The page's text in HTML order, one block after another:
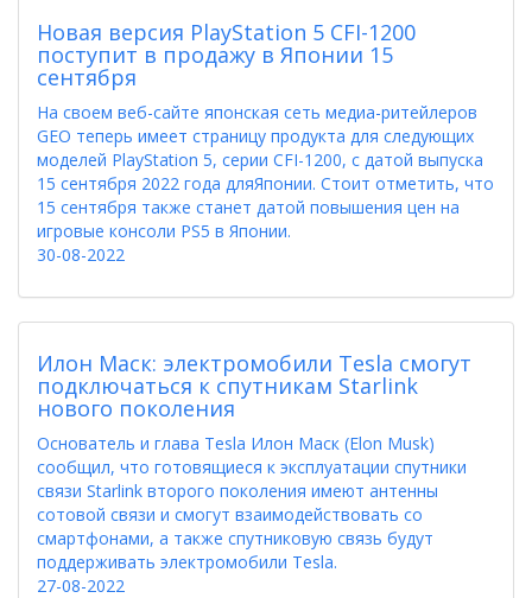
Новая версия PlayStation 5 CFI-1200
поступит в продажу в Японии 15
сентября
На своем веб-сайте японская сеть медиа-ритейлеров
GEO теперь имеет страницу продукта для следующих
моделей PlayStation 5, серии CFI-1200, с датой выпуска
15 сентября 2022 года дляЯпонии. Стоит отметить, что
15 сентября также станет датой повышения цен на
игровые консоли PS5 в Японии.
30-08-2022
Илон Маск: электромобили Tesla смогут
подключаться к спутникам Starlink
нового поколения
Основатель и глава Tesla Илон Маск (Elon Musk)
сообщил, что готовящиеся к эксплуатации спутники
связи Starlink второго поколения имеют антенны
сотовой связи и смогут взаимодействовать со
смартфонами, а также спутниковую связь будут
поддерживать электромобили Tesla.
27-08-2022